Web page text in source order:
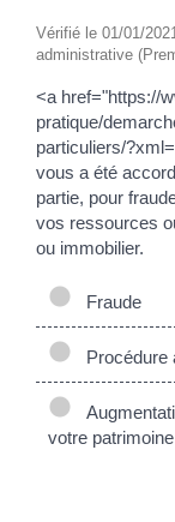
Vérifié le 01/01/
administrative
<a href="https://
pratique/
particuliers/
vous a été
partie, pour
vos ressources
ou immobilier.
Fraude
Procédure
votre patrimoine